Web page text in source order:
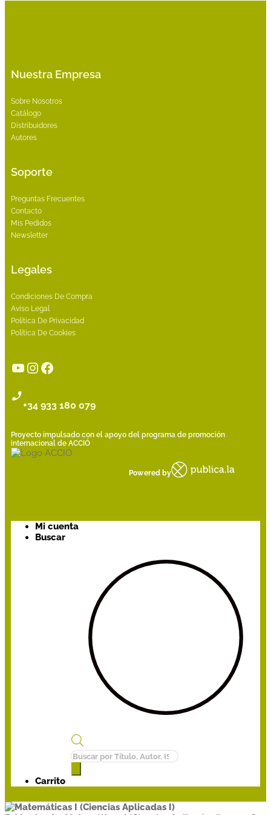
Nuestra Empresa
Sobre Nosotros
Catálogo
Distribuidores
Autores
Soporte
Preguntas Frecuentes
Contacto
Mis Pedidos
Newsletter
Legales
Condiciones De Compra
Aviso Legal
Política De Privacidad
Política De Cookies
YouTube
Instagram
Facebook
+34 933 180 079
Proyecto impulsado con el apoyo del programa de promoción
internacional de ACCIÓ
Powered by
Mi cuenta
Buscar
Búsqueda
de
Carrito